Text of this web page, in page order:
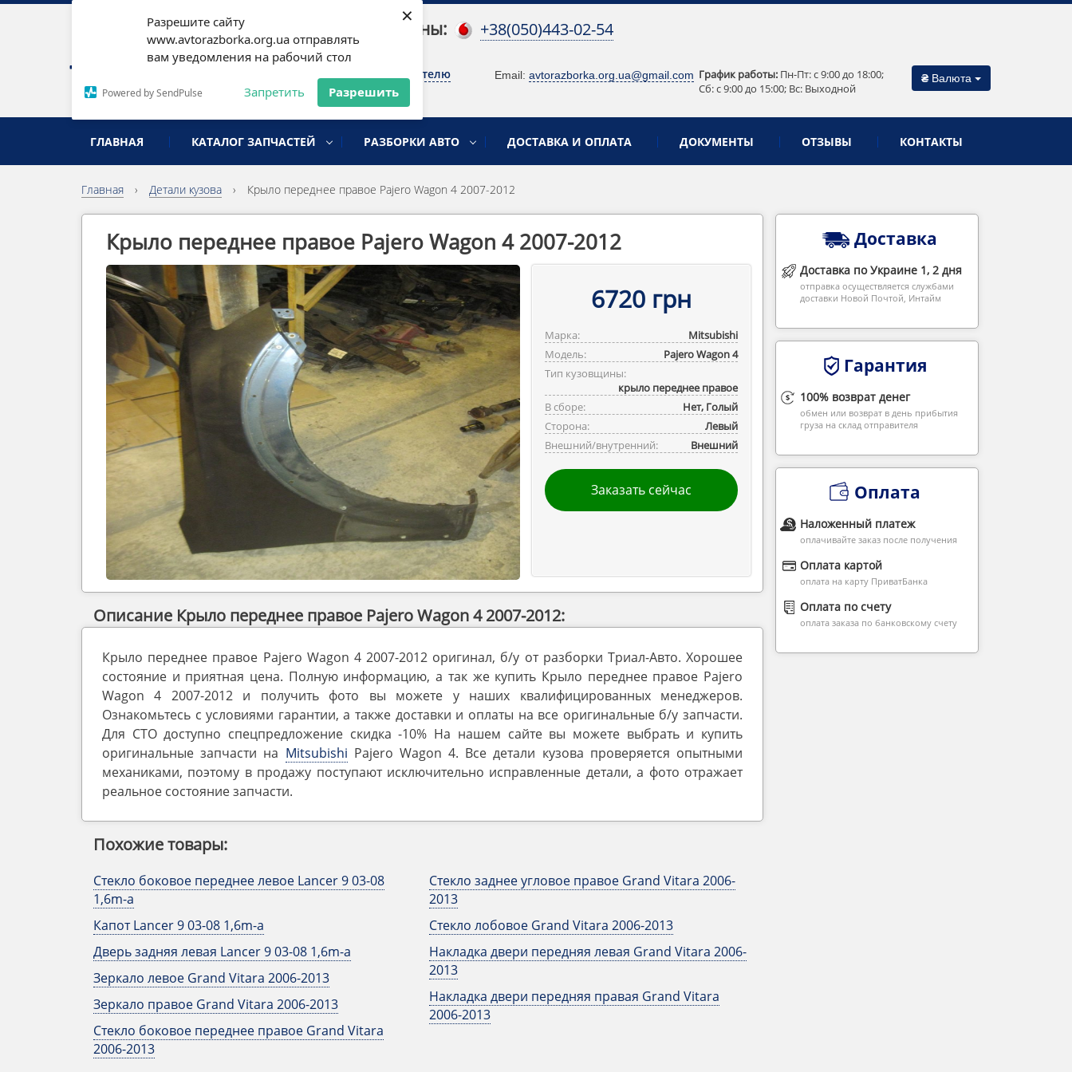
Разрешите сайту
www.avtorazborka.org.ua отправлять
вам уведомления на рабочий стол
Powered by SendPulse Запретить Разрешить
×
разборка иномарок
Наши телефоны: +38(050)443-02-54
Письмо руководителю Email: avtorazborka.org.ua@gmail.com График работы: Пн-Пт: c 9:00 до 18:00;
Сб: c 9:00 до 15:00; Вс: Выходной
₴ Валюта
ГЛАВНАЯ КАТАЛОГ ЗАПЧАСТЕЙ РАЗБОРКИ АВТО ДОСТАВКА И ОПЛАТА ДОКУМЕНТЫ ОТЗЫВЫ КОНТАКТЫ
Главная › Детали кузова › Крыло переднее правое Pajero Wagon 4 2007-2012
Крыло переднее правое Pajero Wagon 4 2007-2012
6720 грн
Марка:
Mitsubishi
Модель:
Pajero ‎Wagon 4
Тип кузовщины:
крыло переднее правое
В сборе:
Нет, Голый
Сторона:
Левый
Внешний/внутренний:
Внешний
Заказать сейчас
Описание Крыло переднее правое Pajero Wagon 4 2007-2012:
Крыло переднее правое Pajero Wagon 4 2007-2012 оригинал, б/у от разборки Триал-Авто. Хорошее
состояние и приятная цена. Полную информацию, а так же купить Крыло переднее правое Pajero
Wagon 4 2007-2012 и получить фото вы можете у наших квалифицированных менеджеров.
Ознакомьтесь с условиями гарантии, а также доставки и оплаты на все оригинальные б/у запчасти.
Для СТО доступно спецпредложение скидка -10% На нашем сайте вы можете выбрать и купить
оригинальные запчасти на Mitsubishi Pajero ‎Wagon 4. Все детали кузова проверяется опытными
механиками, поэтому в продажу поступают исключительно исправленные детали, а фото отражает
реальное состояние запчасти.
Похожие товары:
Стекло боковое переднее левое Lancer 9 03-08
1,6m-a
Капот Lancer 9 03-08 1,6m-a
Дверь задняя левая Lancer 9 03-08 1,6m-a
Зеркало левое Grand Vitara 2006-2013
Зеркало правое Grand Vitara 2006-2013
Стекло боковое переднее правое Grand Vitara
2006-2013
Стекло заднее угловое правое Grand Vitara 2006-
2013
Стекло лобовое Grand Vitara 2006-2013
Накладка двери передняя левая Grand Vitara 2006-
2013
Накладка двери передняя правая Grand Vitara
2006-2013
Доставка
Доставка по Украине 1, 2 дня
отправка осуществляется службами
доставки Новой Почтой, Интайм
Гарантия
100% возврат денег
обмен или возврат в день прибытия
груза на склад отправителя
Оплата
Наложенный платеж
оплачивайте заказ после получения
Оплата картой
оплата на карту ПриватБанка
Оплата по счету
оплата заказа по банковскому счету